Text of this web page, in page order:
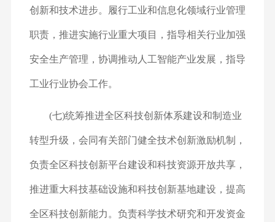
创新和技术进步。履行工业和信息化领域行业管理
职责，推进实施行业重大项目，指导相关行业加强
安全生产管理，协调推动人工智能产业发展，指导
工业行业协会工作。
(七)统筹推进全区科技创新体系建设和制造业
转型升级，会同有关部门健全技术创新激励机制，
负责全区科技创新平台建设和科技资源开放共享，
推进重大科技基础设施和科技创新基地建设，提高
全区科技创新能力。负责科学技术研究和开发资金